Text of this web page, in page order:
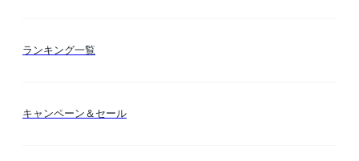
カテゴリー検索
ランキング一覧
キャンペーン＆セール